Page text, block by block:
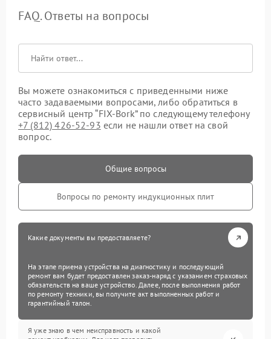
FAQ. Ответы на вопросы
Вы можете ознакомиться с приведенными ниже
часто задаваемыми вопросами, либо обратиться в
сервисный центр “FIX-Bork” по следующему телефону
+7 (812) 426-52-93 если не нашли ответ на свой
вопрос.
Общие вопросы
Вопросы по ремонту индукционных плит
Какие документы вы предоставляете?
На этапе приема устройства на диагностику и последующий
ремонт вам будет предоставлен заказ-наряд с указанием страховых
обязательств на ваше устройство. Далее, после выполнения работ
по ремонту техники, вы получите акт выполненных работ и
гарантийный талон.
Я уже знаю в чем неисправность и какой